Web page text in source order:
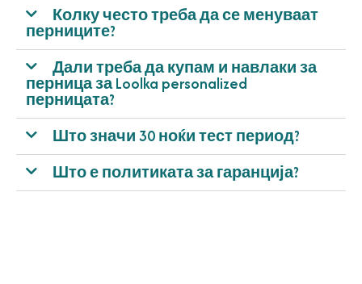
Колку често треба да се менуваат
перниците?
Дали треба да купам и навлаки за
перница за Loolka personalized
перницата?
Што значи 30 ноќи тест период?
Што е политиката за гаранција?